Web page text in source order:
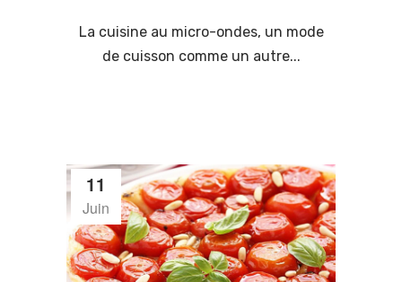
La cuisine au micro-ondes, un mode
de cuisson comme un autre...
11
Juin